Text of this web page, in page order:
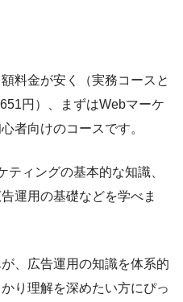
料金が安く（実務コースと
円）、まずはWebマーケ
者向けのコースです。
ィングの基本的な知識、
運用の基礎などを学べま
、広告運用の知識を体系的
り理解を深めたい方にぴっ